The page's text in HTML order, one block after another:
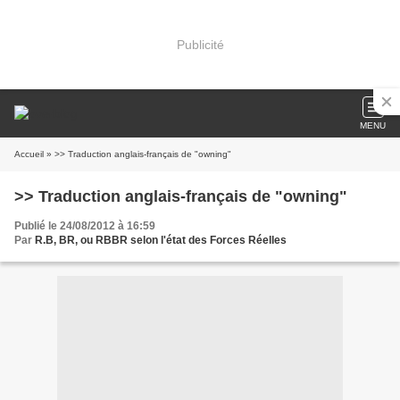
Publicité
MENU
Accueil » >> Traduction anglais-français de "owning"
>> Traduction anglais-français de "owning"
Publié le 24/08/2012 à 16:59
Par R.B, BR, ou RBBR selon l'état des Forces Réelles